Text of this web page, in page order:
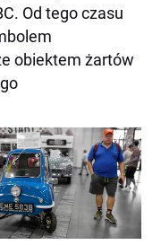
Od tego czasu
obiektem żartów